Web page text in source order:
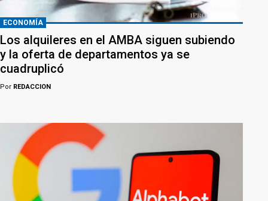
ECONOMÍA
Los alquileres en el AMBA siguen subiendo
y la oferta de departamentos ya se
cuadruplicó
Por REDACCION